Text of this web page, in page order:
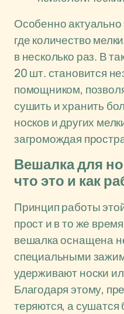
Особенно
где количество
в несколько раз. В
20 шт. становится
помощником,
сушить и хранить
носков и других
загромождая
Вешалка для
что это и как
Принцип работы
прост и в то же
вешалка оснащена
специальными
удерживают носки
Благодаря этому,
теряются, а